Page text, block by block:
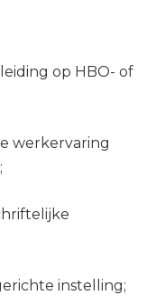
op HBO- of
werkervaring
instelling;